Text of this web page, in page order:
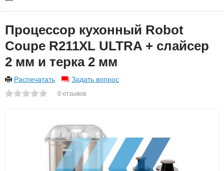
Процессор кухонный Robot
Coupe R211XL ULTRA + cлайсер
2 мм и тeрка 2 мм
Распечатать Задать вопрос
0 отзывов